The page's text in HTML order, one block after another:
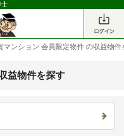
士
マンション 会員限定物件 の収益物件
益物件を探す